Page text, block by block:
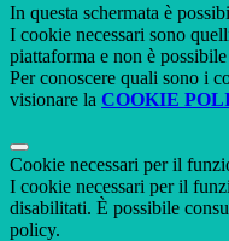
In questa schermata è
I cookie necessari sono
piattaforma e non è
Per conoscere quali sono i
visionare la COOKIE
Cookie necessari per il
I cookie necessari per il
disabilitati. È possibile
policy.